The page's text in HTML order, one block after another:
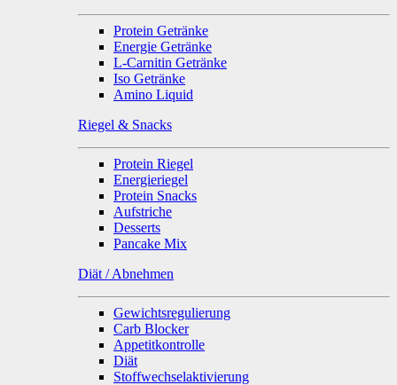
Protein Getränke
Energie Getränke
L-Carnitin Getränke
Iso Getränke
Amino Liquid
Riegel & Snacks
Protein Riegel
Energieriegel
Protein Snacks
Aufstriche
Desserts
Pancake Mix
Diät / Abnehmen
Gewichtsregulierung
Carb Blocker
Appetitkontrolle
Diät
Stoffwechselaktivierung